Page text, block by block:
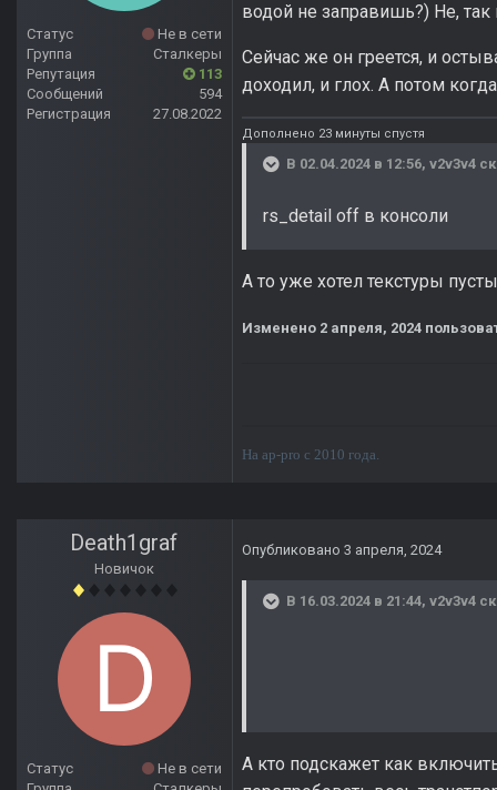
Статус
Не в сети
Группа
Сталкеры
Репутация
113
Сообщений
594
Регистрация
27.08.2022
водой не заправишь?) Не, так
Сейчас же он греется, и
доходил, и глох. А потом
Дополнено 23 минуты спустя
В 02.04.2024 в 12:56, v2v3v4
rs_detail off в консоли
А то уже хотел текстуры
Изменено 2 апреля, 2024
На ap-pro с 2010 года.
Death1graf
Новичок
Статус
Не в сети
Опубликовано 3 апреля, 2024
В 16.03.2024 в 21:44, v2v3v4
А кто подскажет как